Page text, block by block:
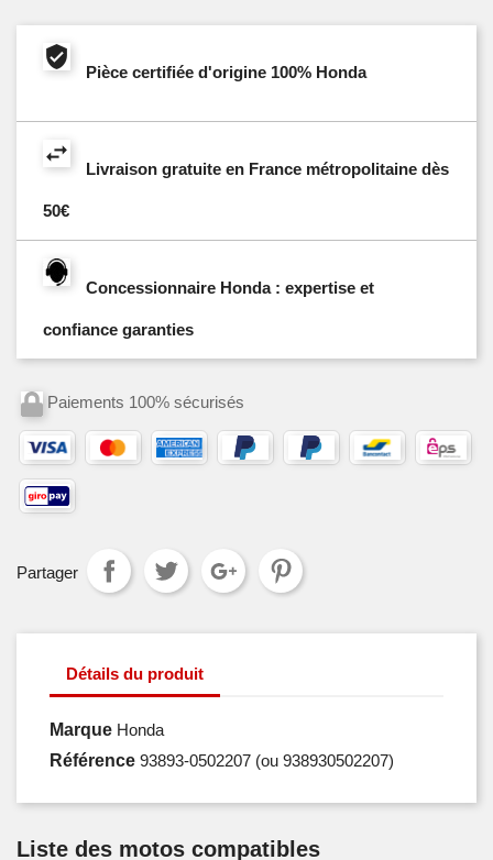
Pièce certifiée d'origine 100% Honda
Livraison gratuite en France métropolitaine dès
50€
Concessionnaire Honda : expertise et
confiance garanties
Paiements 100% sécurisés
Partager
Détails du produit
Marque Honda
Référence 93893-0502207 (ou 938930502207)
Liste des motos compatibles